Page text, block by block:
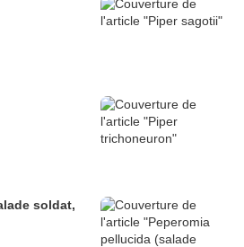
soldat,